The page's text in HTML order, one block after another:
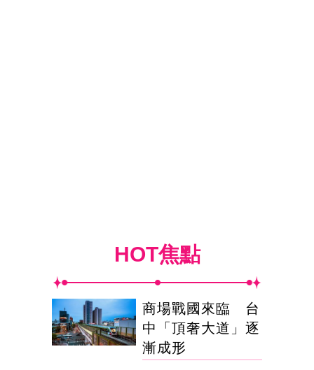
HOT焦點
商場戰國來臨 台
中「頂奢大道」逐
漸成形